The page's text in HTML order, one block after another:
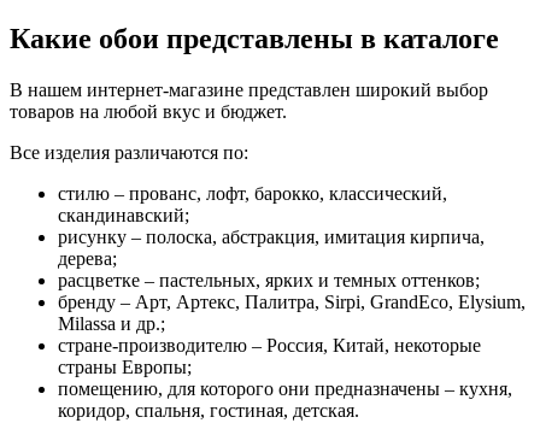
Какие обои представлены в каталоге
В нашем интернет-магазине представлен широкий выбор
товаров на любой вкус и бюджет.
Все изделия различаются по:
стилю – прованс, лофт, барокко, классический,
скандинавский;
рисунку – полоска, абстракция, имитация кирпича,
дерева;
расцветке – пастельных, ярких и темных оттенков;
бренду – Арт, Артекс, Палитра, Sirpi, GrandEco, Elysium,
Milassa и др.;
стране-производителю – Россия, Китай, некоторые
страны Европы;
помещению, для которого они предназначены – кухня,
коридор, спальня, гостиная, детская.